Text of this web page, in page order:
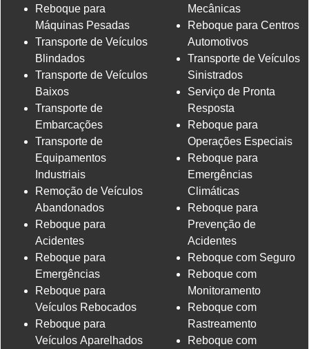
Reboque para
Máquinas Pesadas
Transporte de Veículos
Blindados
Transporte de Veículos
Baixos
Transporte de
Embarcações
Transporte de
Equipamentos
Industriais
Remoção de Veículos
Abandonados
Reboque para
Acidentes
Reboque para
Emergências
Reboque para
Veículos Rebocados
Reboque para
Veículos Aparelhados
Mecânicas
Reboque para Centros
Automotivos
Transporte de Veículos
Sinistrados
Serviço de Pronta
Resposta
Reboque para
Operações Especiais
Reboque para
Emergências
Climáticas
Reboque para
Prevenção de
Acidentes
Reboque com Seguro
Reboque com
Monitoramento
Reboque com
Rastreamento
Reboque com